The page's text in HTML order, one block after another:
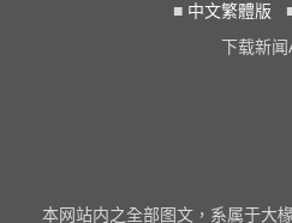
■ 中文繁體版
下载新闻
本网站内之全部图文，系属于大